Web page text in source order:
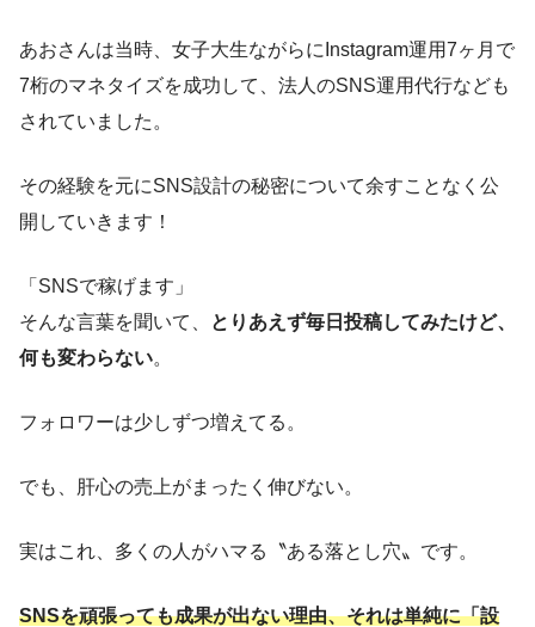
あおさんは当時、女子大生ながらにInstagram運用7ヶ月で
7桁のマネタイズを成功して、法人のSNS運用代行なども
されていました。
その経験を元にSNS設計の秘密について余すことなく公
開していきます！
「SNSで稼げます」
そんな言葉を聞いて、
とりあえず毎日投稿してみたけど、
何も変わらない。
フォロワーは少しずつ増えてる。
でも、肝心の売上がまったく伸びない。
実はこれ、多くの人がハマる〝ある落とし穴〟です。
SNSを頑張っても成果が出ない理由、それは単純に「設